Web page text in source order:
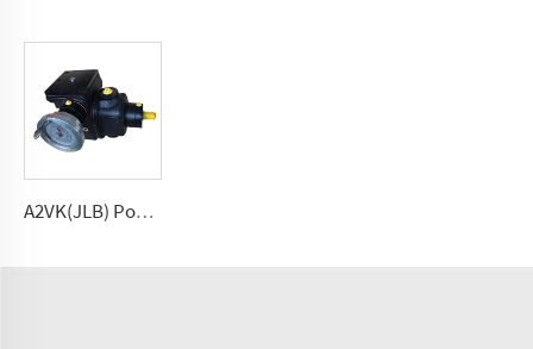
A2VK(JLB) Pompa pengukur tekanan tinggi untuk PU 5, 12, 28, 55, 107, 225(cmᶟ ⁄rev)